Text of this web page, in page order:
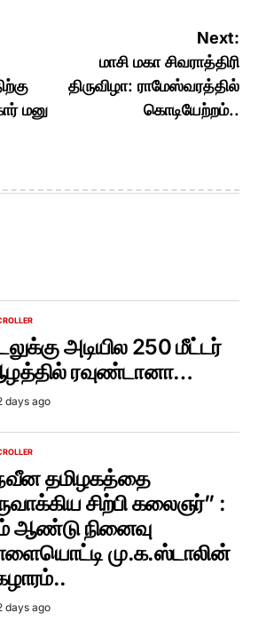
மனு
Next:
மாசி மகா சிவராத்திரி
திருவிழா: ராமேஸ்வரத்தில்
கொடியேற்றம்..
அடியில 250 மீட்டர்
ரவுண்டானா…
days ago
தமிழகத்தை
சிற்பி கலைஞர்” :
ஆண்டு நினைவு
மு.க.ஸ்டாலின்
days ago